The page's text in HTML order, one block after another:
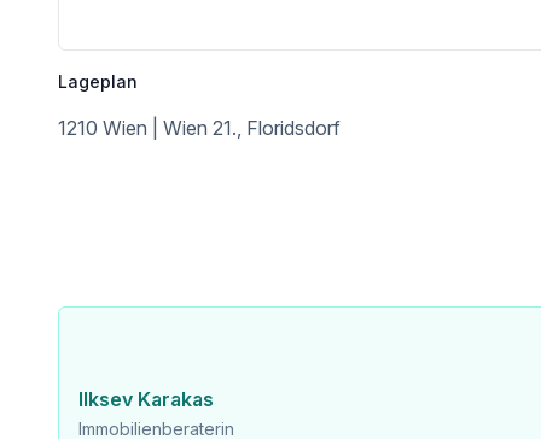
Lageplan
1210 Wien | Wien 21., Floridsdorf
Ilksev Karakas
Immobilienberaterin